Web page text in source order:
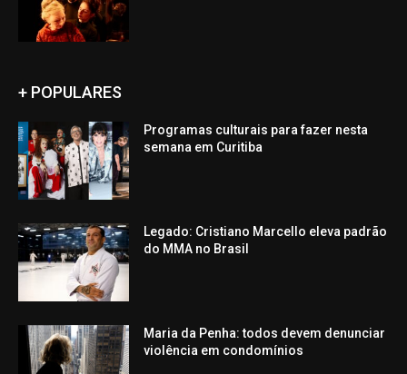
+ POPULARES
Programas culturais para fazer nesta
semana em Curitiba
Legado: Cristiano Marcello eleva padrão
do MMA no Brasil
Maria da Penha: todos devem denunciar
violência em condomínios